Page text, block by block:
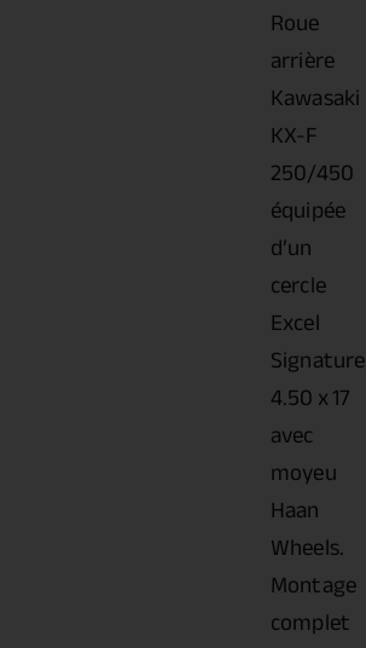
Roue
arrière
Kawasaki
KX-F
250/450
équipée
d’un
cercle
Excel
Signature
4.50 x 17
avec
moyeu
Haan
Wheels.
Montage
complet